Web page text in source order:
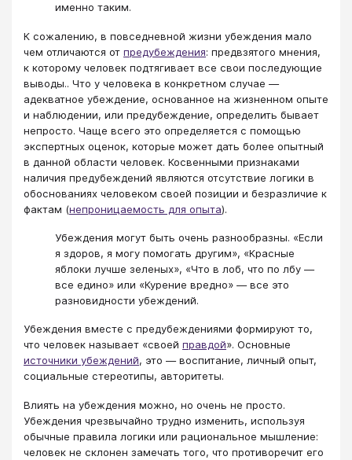
именно таким.
К сожалению, в повседневной жизни убеждения мало
чем отличаются от предубеждения: предвзятого мнения,
к которому человек подтягивает все свои последующие
выводы.. Что у человека в конкретном случае —
адекватное убеждение, основанное на жизненном опыте
и наблюдении, или предубеждение, определить бывает
непросто. Чаще всего это определяется с помощью
экспертных оценок, которые может дать более опытный
в данной области человек. Косвенными признаками
наличия предубеждений являются отсутствие логики в
обоснованиях человеком своей позиции и безразличие к
фактам (непроницаемость для опыта).
Убеждения могут быть очень разнообразны. «Если
я здоров, я могу помогать другим», «Красные
яблоки лучше зеленых», «Что в лоб, что по лбу —
все едино» или «Курение вредно» — все это
разновидности убеждений.
Убеждения вместе с предубеждениями формируют то,
что человек называет «своей правдой». Основные
источники убеждений, это — воспитание, личный опыт,
социальные стереотипы, авторитеты.
Влиять на убеждения можно, но очень не просто.
Убеждения чрезвычайно трудно изменить, используя
обычные правила логики или рациональное мышление:
человек не склонен замечать того, что противоречит его